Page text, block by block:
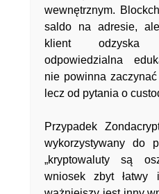
wewnętrznym.
saldo na adresie,
klient odzyska
odpowiedzialna
nie powinna
lecz od pytania o
Przypadek
wykorzystywany do
„kryptowaluty są
wniosek zbyt łatwy